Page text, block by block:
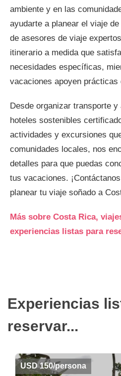
ambiente y en las
ayudarte a planear el viaje
de asesores de viaje
itinerario a medida que
necesidades específicas,
vacaciones apoyen
Desde organizar transporte
hoteles sostenibles
actividades y excursiones
comunidades locales, nos
detalles para que puedas
tus vacaciones.
planear tu viaje soñado a
Más sobre Costa Rica,
experiencias listas para
Experiencias
reservar...
USD 150/persona